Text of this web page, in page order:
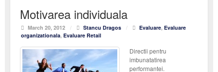
Motivarea individuala
March 20, 2012 / Stancu Dragos / Evaluare, Evaluare
organizationala, Evaluare Retail
Directii pentru
imbunatatirea
performantei.